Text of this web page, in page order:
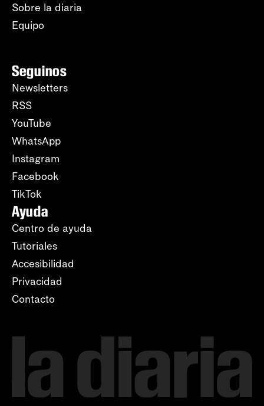
Sobre la diaria
Equipo
Seguinos
Newsletters
RSS
YouTube
WhatsApp
Instagram
Facebook
TikTok
Ayuda
Centro de ayuda
Tutoriales
Accesibilidad
Privacidad
Contacto